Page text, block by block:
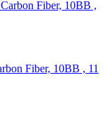
Fiber, 10BB , 11